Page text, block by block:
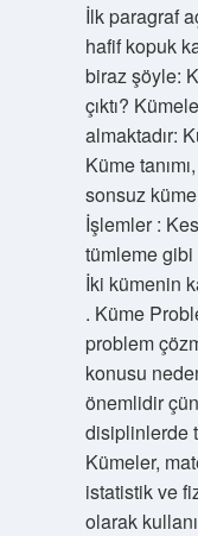
İlk paragraf
hafif kopuk
biraz şöyle:
çıktı?
almaktadır:
Küme
sonsuz
İşlemler :
tümleme gibi
İki kümenin
. Küme
problem
konusu
önemlidir
disiplinlerde
Kümeler,
istatistik ve
olarak